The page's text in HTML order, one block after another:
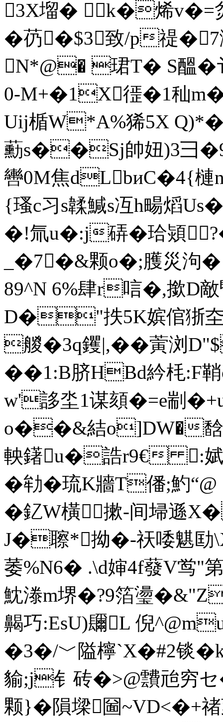
3X塯� k�烯v�=炃
�芿�$3致/p禔
N*@� 珺T� S醞�
0-M+�1X徰�1秈
Uij楯W*A%狶5X
蘍s��Sj帥妞)3彐
轡0M焦dLbиC�4{
{瑵c习s韖鰔s冱h畼熖
�!氚u�:j硦�珨熲
_�7�&颗o�;臒災泃
89^N 6%肆r唁�,撳D
D�"抶5K嫔倌狾
艐�3q钁|,��蔩浏
��1:B脐HВd紟枆:F鞘
w'誃坔1谋頦�=e剬
o��&結o]DW�馠
軮鐯u�誥r9€ :娬
�劺�琉K牆T僠;魡
�釔 W橫摗-间埽遜
J�聺*拗�-祆唩魌
萎%N6� .\d婶4f蕟V鸴"
魫漛m堺�?9箔璗
齃巧:EsU)镾L 倪
�3�/﹀隘檸ˋX�#2锬
貐;j钅砖�>@靅兘穷セ
颗}�隕墚圙